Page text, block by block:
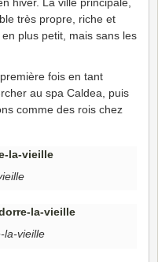
très propre, riche et
plus petit, mais sans les
fois en tant
au spa Caldea, puis
comme des rois chez
la-vieille